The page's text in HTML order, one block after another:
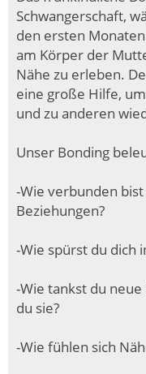
Schwangerschaft,
den ersten
am Körper der
Nähe zu erleben.
eine große Hilfe,
und zu anderen
Unser Bonding
-Wie verbunden
Beziehungen?
-Wie spürst du dich
-Wie tankst du
du sie?
-Wie fühlen sich